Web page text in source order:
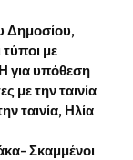
Δημοσίου,
με
για υπόθεση
με την ταινία
ταινία, Ηλία
Σκαμμένοι